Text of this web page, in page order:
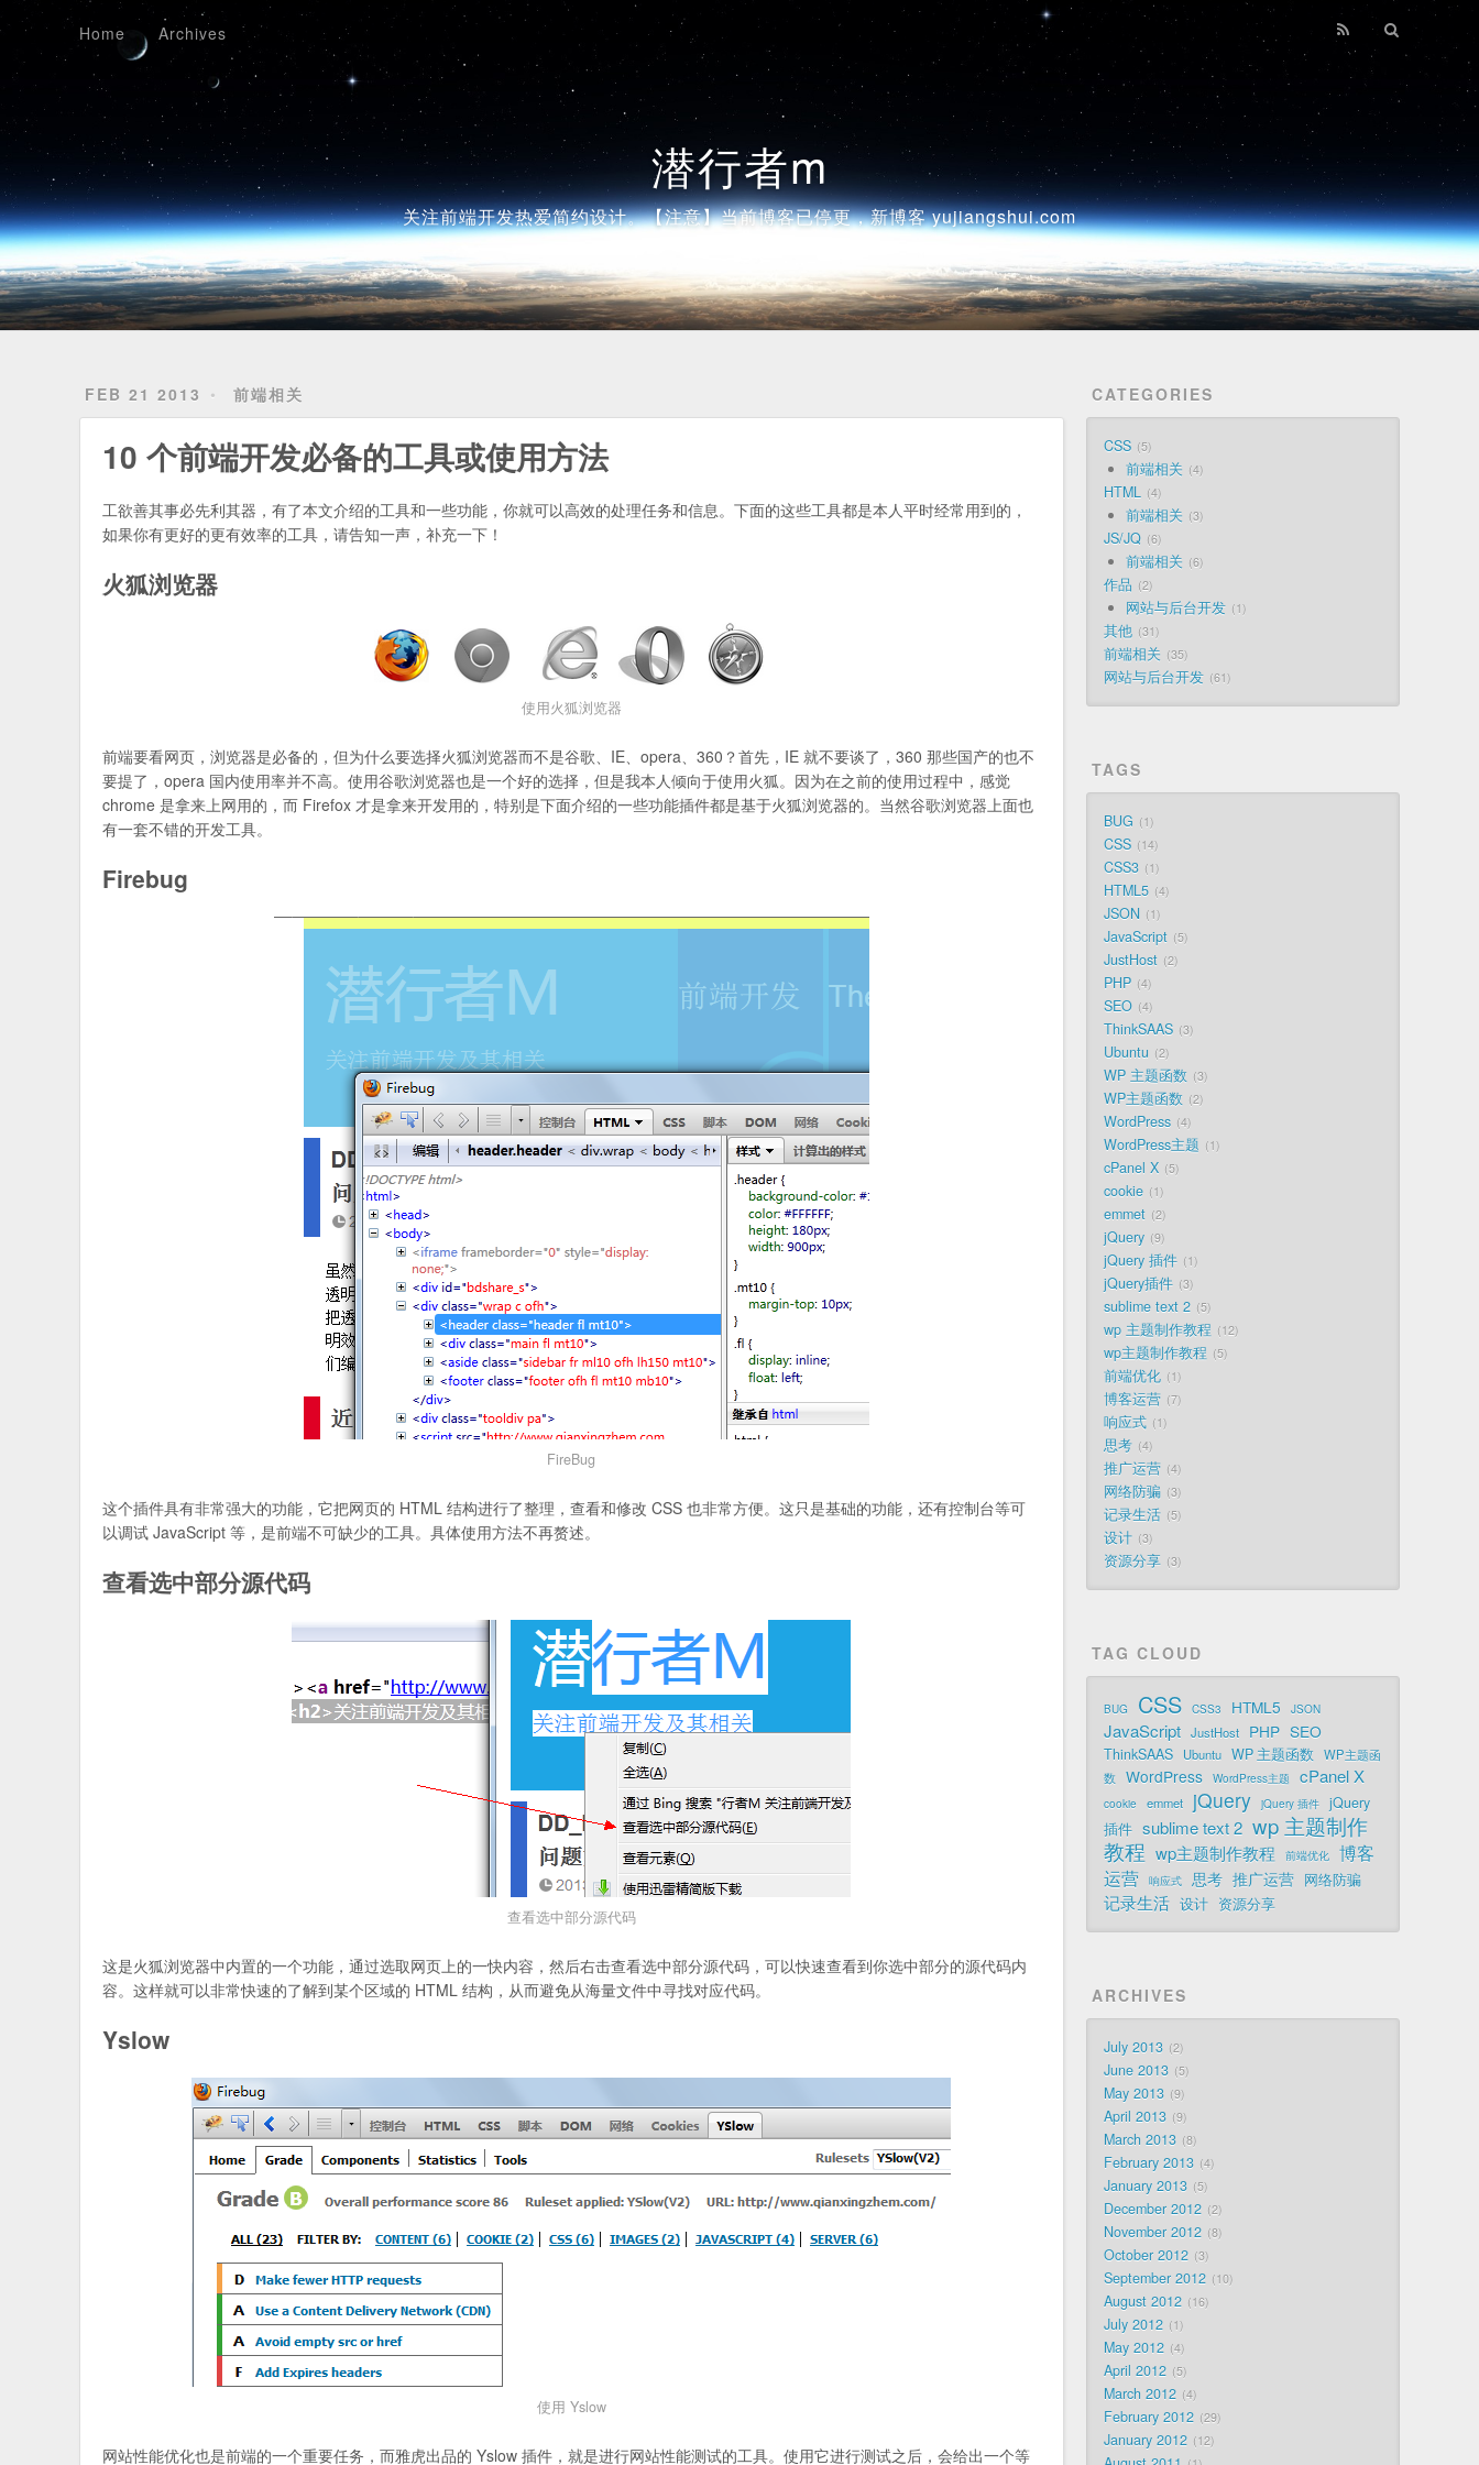
潜行者m
关注前端开发热爱简约设计。【注意】当前博客已停更，新博客 yujiangshui.com
Home Archives
FEB 21 2013 前端相关
10 个前端开发必备的工具或使用方法
工欲善其事必先利其器，有了本文介绍的工具和一些功能，你就可以高效的处理任务和信息。下面的这些工具都是本人平时经常用到的，
如果你有更好的更有效率的工具，请告知一声，补充一下！
火狐浏览器
使用火狐浏览器
前端要看网页，浏览器是必备的，但为什么要选择火狐浏览器而不是谷歌、IE、opera、360？首先，IE 就不要谈了，360 那些国产的也不
要提了，opera 国内使用率并不高。使用谷歌浏览器也是一个好的选择，但是我本人倾向于使用火狐。因为在之前的使用过程中，感觉
chrome 是拿来上网用的，而 Firefox 才是拿来开发用的，特别是下面介绍的一些功能插件都是基于火狐浏览器的。当然谷歌浏览器上面也
有一套不错的开发工具。
Firebug
FireBug
这个插件具有非常强大的功能，它把网页的 HTML 结构进行了整理，查看和修改 CSS 也非常方便。这只是基础的功能，还有控制台等可
以调试 JavaScript 等，是前端不可缺少的工具。具体使用方法不再赘述。
查看选中部分源代码
查看选中部分源代码
这是火狐浏览器中内置的一个功能，通过选取网页上的一快内容，然后右击查看选中部分源代码，可以快速查看到你选中部分的源代码内
容。这样就可以非常快速的了解到某个区域的 HTML 结构，从而避免从海量文件中寻找对应代码。
Yslow
使用 Yslow
网站性能优化也是前端的一个重要任务，而雅虎出品的 Yslow 插件，就是进行网站性能测试的工具。使用它进行测试之后，会给出一个等
CATEGORIES
CSS 5
前端相关 4
HTML 4
前端相关 3
JS/JQ 6
前端相关 6
作品 2
网站与后台开发 1
其他 31
前端相关 35
网站与后台开发 61
TAGS
BUG 1
CSS 14
CSS3 1
HTML5 4
JSON 1
JavaScript 5
JustHost 2
PHP 4
SEO 4
ThinkSAAS 3
Ubuntu 2
WP 主题函数 3
WP主题函数 2
WordPress 4
WordPress主题 1
cPanel X 5
cookie 1
emmet 2
jQuery 9
jQuery 插件 1
jQuery插件 3
sublime text 2 5
wp 主题制作教程 12
wp主题制作教程 5
前端优化 1
博客运营 7
响应式 1
思考 4
推广运营 4
网络防骗 3
记录生活 5
设计 3
资源分享 3
TAG CLOUD
BUG CSS CSS3 HTML5 JSON
JavaScript JustHost PHP SEO
ThinkSAAS Ubuntu WP 主题函数 WP主题函
数 WordPress WordPress主题 cPanel X
cookie emmet jQuery jQuery 插件
jQuery
插件 sublime text 2 wp 主题制作
教程 wp主题制作教程 前端优化
博客
运营
响应式 思考 推广运营 网络防骗
记录生活 设计 资源分享
ARCHIVES
July 2013 2
June 2013 5
May 2013 9
April 2013 9
March 2013 8
February 2013 4
January 2013 5
December 2012 2
November 2012 8
October 2012 3
September 2012 10
August 2012 16
July 2012 1
May 2012 4
April 2012 5
March 2012 4
February 2012 29
January 2012 12
Archives